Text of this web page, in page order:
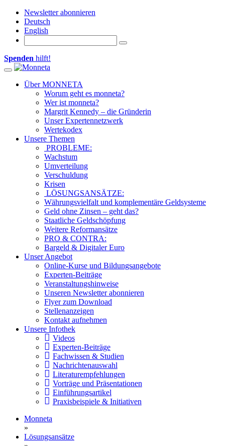
Newsletter abonnieren
Deutsch
English
Spenden hilft!
Toggle navigation
Über MONNETA
Worum geht es monneta?
Wer ist monneta?
Margrit Kennedy – die Gründerin
Unser Expertennetzwerk
Wertekodex
Unsere Themen
PROBLEME:
Wachstum
Umverteilung
Verschuldung
Krisen
LÖSUNGSANSÄTZE:
Währungsvielfalt und komplementäre Geldsysteme
Geld ohne Zinsen – geht das?
Staatliche Geldschöpfung
Weitere Reformansätze
PRO & CONTRA:
Bargeld & Digitaler Euro
Unser Angebot
Online-Kurse und Bildungsangebote
Experten-Beiträge
Veranstaltungshinweise
Unseren Newsletter abonnieren
Flyer zum Download
Stellenanzeigen
Kontakt aufnehmen
Unsere Infothek
Videos
Experten-Beiträge
Fachwissen & Studien
Nachrichtenauswahl
Literaturempfehlungen
Vorträge und Präsentationen
Einführungsartikel
Praxisbeispiele & Initiativen
Monneta
»
Lösungsansätze